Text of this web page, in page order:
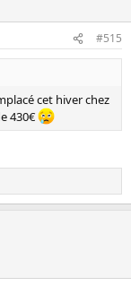
#515
cet hiver chez
430€